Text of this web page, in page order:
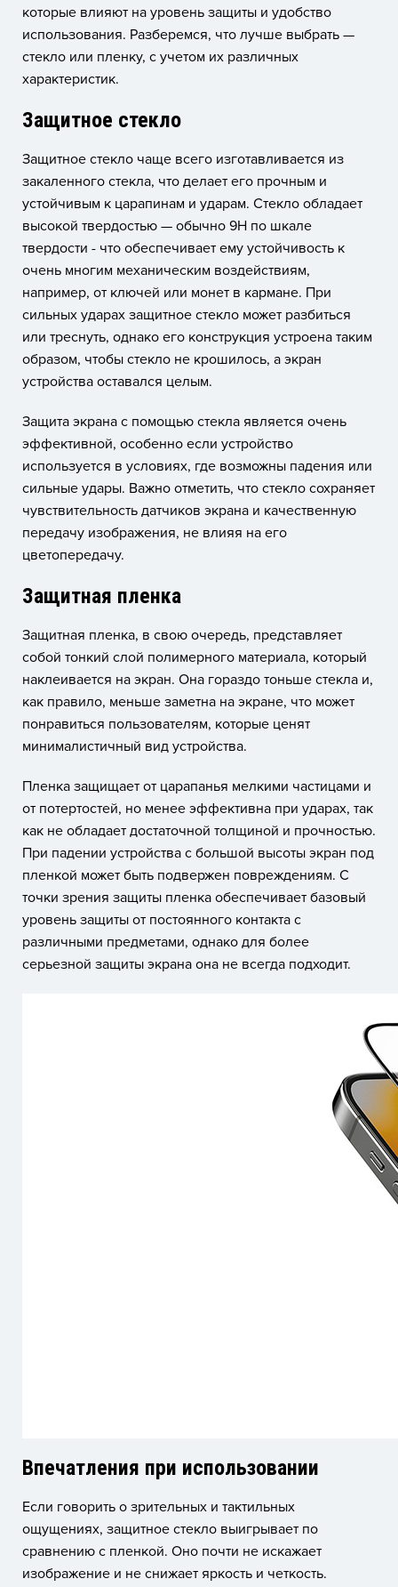
которые влияют на уровень защиты и удобство
использования. Разберемся, что лучше выбрать —
стекло или пленку, с учетом их различных
характеристик.
Защитное стекло
Защитное стекло чаще всего изготавливается из
закаленного стекла, что делает его прочным и
устойчивым к царапинам и ударам. Стекло обладает
высокой твердостью — обычно 9H по шкале
твердости - что обеспечивает ему устойчивость к
очень многим механическим воздействиям,
например, от ключей или монет в кармане. При
сильных ударах защитное стекло может разбиться
или треснуть, однако его конструкция устроена таким
образом, чтобы стекло не крошилось, а экран
устройства оставался целым.
Защита экрана с помощью стекла является очень
эффективной, особенно если устройство
используется в условиях, где возможны падения или
сильные удары. Важно отметить, что стекло сохраняет
чувствительность датчиков экрана и качественную
передачу изображения, не влияя на его
цветопередачу.
Защитная пленка
Защитная пленка, в свою очередь, представляет
собой тонкий слой полимерного материала, который
наклеивается на экран. Она гораздо тоньше стекла и,
как правило, меньше заметна на экране, что может
понравиться пользователям, которые ценят
минималистичный вид устройства.
Пленка защищает от царапанья мелкими частицами и
от потертостей, но менее эффективна при ударах, так
как не обладает достаточной толщиной и прочностью.
При падении устройства с большой высоты экран под
пленкой может быть подвержен повреждениям. С
точки зрения защиты пленка обеспечивает базовый
уровень защиты от постоянного контакта с
различными предметами, однако для более
серьезной защиты экрана она не всегда подходит.
Впечатления при использовании
Если говорить о зрительных и тактильных
ощущениях, защитное стекло выигрывает по
сравнению с пленкой. Оно почти не искажает
изображение и не снижает яркость и четкость.